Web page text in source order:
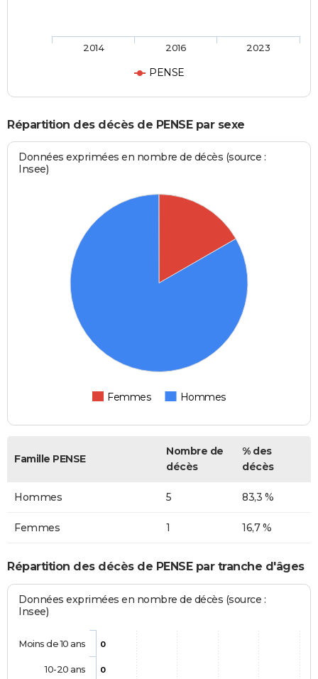
PENSE
2014 2016 2023
Répartition des décès de PENSE par sexe
Données exprimées en nombre de décès (source :
Insee)
Femmes Hommes
Famille PENSE
Nombre de
décès
% des
décès
Hommes 5 83,3 %
Femmes 1 16,7 %
Répartition des décès de PENSE par tranche d'âges
Données exprimées en nombre de décès (source :
Insee)
0
0
Moins de 10 ans
10-20 ans